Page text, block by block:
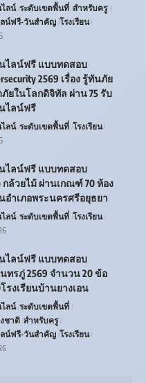
ลน์ ระดับเขตพื้นที่ สำหรับครู
ลน์ฟรี-วันสำคัญ โรงเรียน
ไลน์ฟรี แบบทดสอบ
2569 เรื่อง รู้ทันภัย
ยในโลกดิจิทัล ผ่าน 75 รับ
ไลน์ฟรี
ลน์ ระดับเขตพื้นที่ โรงเรียน
ไลน์ฟรี แบบทดสอบ
กล้วยไม้ ผ่านเกณฑ์ 70 ห้อง
ำเภอพระนครศรีอยุธยา
ลน์ ระดับเขตพื้นที่ โรงเรียน
ไลน์ฟรี แบบทดสอบ
ทรภู่ 2569 จำนวน 20 ข้อ
รงเรียนบ้านยางเอน
ลน์ ระดับเขตพื้นที่
ชาติ สำหรับครู
ลน์ฟรี-วันสำคัญ โรงเรียน